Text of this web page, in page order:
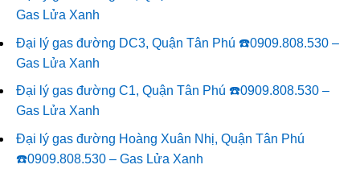
Gas Lửa Xanh
Đại lý gas đường DC3, Quận Tân Phú ☎️0909.808.530 –
Gas Lửa Xanh
Đại lý gas đường C1, Quận Tân Phú ☎️0909.808.530 –
Gas Lửa Xanh
Đại lý gas đường Hoàng Xuân Nhị, Quận Tân Phú
☎️0909.808.530 – Gas Lửa Xanh